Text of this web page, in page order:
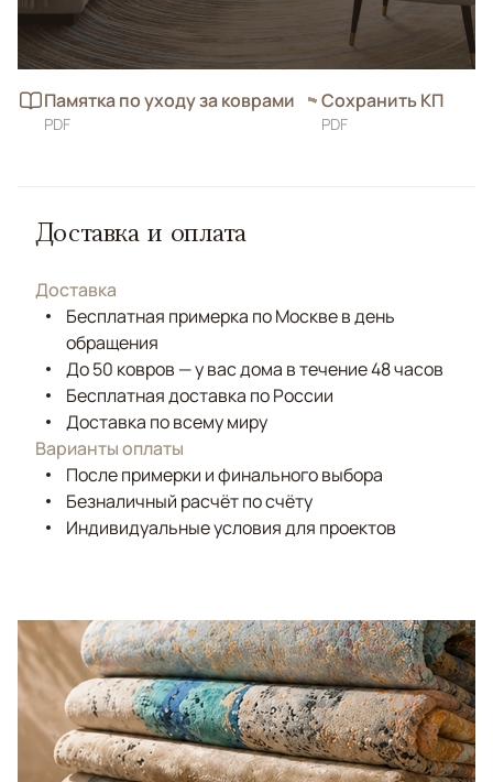
Памятка по уходу за коврами
PDF
Сохранить КП
PDF
Доставка и оплата
Доставка
Бесплатная примерка по Москве в день
обращения
До 50 ковров — у вас дома в течение 48 часов
Бесплатная доставка по России
Доставка по всему миру
Варианты оплаты
После примерки и финального выбора
Безналичный расчёт по счёту
Индивидуальные условия для проектов